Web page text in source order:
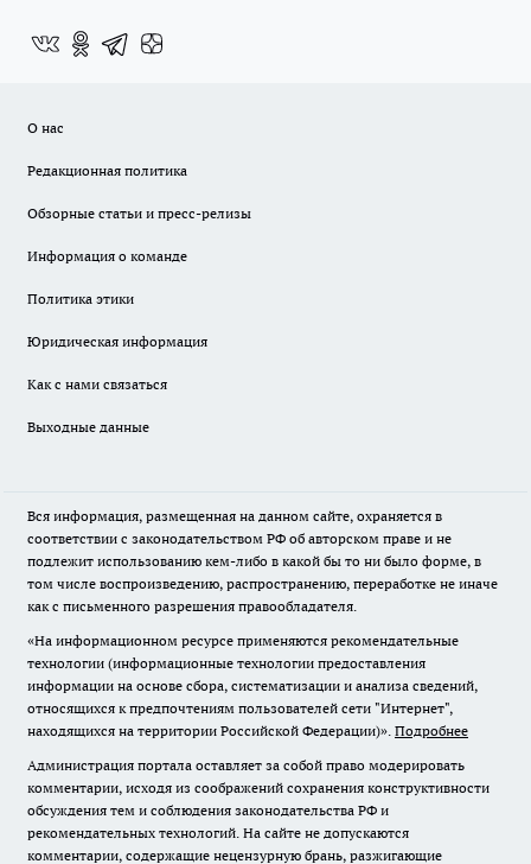
О нас
Редакционная политика
Обзорные статьи и пресс-релизы
Информация о команде
Политика этики
Юридическая информация
Как с нами связаться
Выходные данные
Вся информация, размещенная на данном сайте, охраняется в
соответствии с законодательством РФ об авторском праве и не
подлежит использованию кем-либо в какой бы то ни было форме, в
том числе воспроизведению, распространению, переработке не иначе
как с письменного разрешения правообладателя.
«На информационном ресурсе применяются рекомендательные
технологии (информационные технологии предоставления
информации на основе сбора, систематизации и анализа сведений,
относящихся к предпочтениям пользователей сети "Интернет",
находящихся на территории Российской Федерации)». Подробнее
Администрация портала оставляет за собой право модерировать
комментарии, исходя из соображений сохранения конструктивности
обсуждения тем и соблюдения законодательства РФ и
рекомендательных технологий. На сайте не допускаются
комментарии, содержащие нецензурную брань, разжигающие